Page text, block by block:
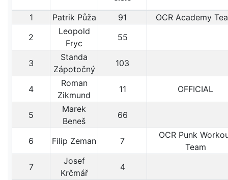
1
Patrik Půža 91
OCR Academy
2
Leopold
Fryc
55
3
Standa
Zápotočný
103
4
Roman
Zikmund
11 OFFICIAL
5
Marek
Beneš
66
6 Filip Zeman 7
OCR Punk
Team
7
Josef
Krčmář
4